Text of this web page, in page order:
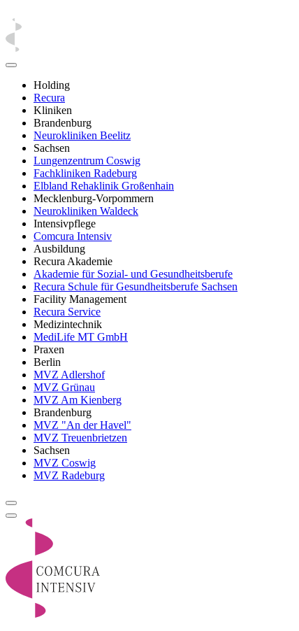
Holding
Recura
Kliniken
Brandenburg
Neurokliniken Beelitz
Sachsen
Lungenzentrum Coswig
Fachkliniken Radeburg
Elbland Rehaklinik Großenhain
Mecklenburg-Vorpommern
Neurokliniken Waldeck
Intensivpflege
Comcura Intensiv
Ausbildung
Recura Akademie
Akademie für Sozial- und Gesundheitsberufe
Recura Schule für Gesundheitsberufe Sachsen
Facility Management
Recura Service
Medizintechnik
MediLife MT GmbH
Praxen
Berlin
MVZ Adlershof
MVZ Grünau
MVZ Am Kienberg
Brandenburg
MVZ "An der Havel"
MVZ Treuenbrietzen
Sachsen
MVZ Coswig
MVZ Radeburg